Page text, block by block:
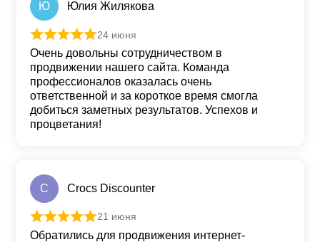
Ю Юлия Жилякова
Оценка
24 июня
Очень довольны сотрудничеством в
продвижении нашего сайта. Команда
профессионалов оказалась очень
ответственной и за короткое время смогла
добиться заметных результатов. Успехов и
процветания!
C Crocs Discounter
Оценка
21 июня
Обратились для продвижения интернет-